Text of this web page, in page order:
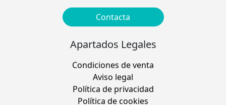
Contacta
Apartados Legales
Condiciones de venta
Aviso legal
Política de privacidad
Política de cookies